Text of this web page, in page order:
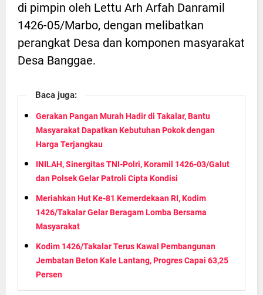
di pimpin oleh Lettu Arh Arfah Danramil
1426-05/Marbo, dengan melibatkan
perangkat Desa dan komponen masyarakat
Desa Banggae.
Baca juga:
Gerakan Pangan Murah Hadir di Takalar, Bantu
Masyarakat Dapatkan Kebutuhan Pokok dengan
Harga Terjangkau
INILAH, Sinergitas TNI-Polri, Koramil 1426-03/Galut
dan Polsek Gelar Patroli Cipta Kondisi
Meriahkan Hut Ke-81 Kemerdekaan RI, Kodim
1426/Takalar Gelar Beragam Lomba Bersama
Masyarakat
Kodim 1426/Takalar Terus Kawal Pembangunan
Jembatan Beton Kale Lantang, Progres Capai 63,25
Persen